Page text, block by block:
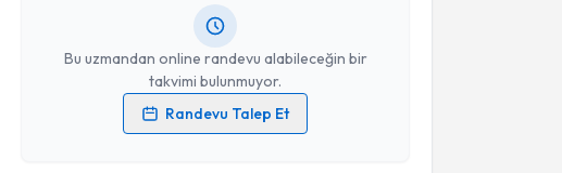
Bu uzmandan online randevu alabileceğin bir
takvimi bulunmuyor.
Randevu Talep Et
Kişisel verilerimin işlenmesine ilişkinAydınlatma Metni
Randevu Takvimi Talebi